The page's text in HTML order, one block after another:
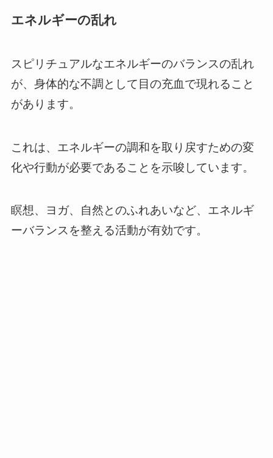
エネルギーの乱れ
スピリチュアルなエネルギーのバランスの乱れ
が、身体的な不調として目の充血で現れること
があります。
これは、エネルギーの調和を取り戻すための変
化や行動が必要であることを示唆しています。
瞑想、ヨガ、自然とのふれあいなど、エネルギ
ーバランスを整える活動が有効です。